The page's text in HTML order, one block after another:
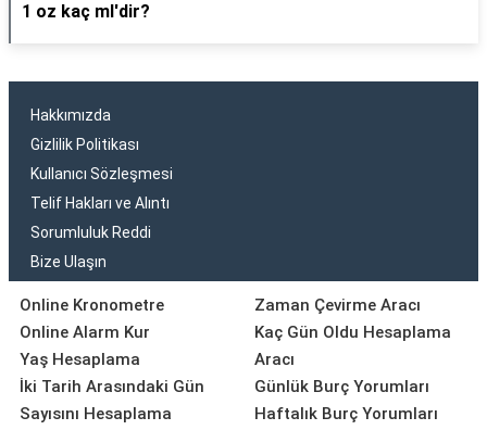
1 oz kaç ml'dir?
Hakkımızda
Gizlilik Politikası
Kullanıcı Sözleşmesi
Telif Hakları ve Alıntı
Sorumluluk Reddi
Bize Ulaşın
Online Kronometre
Online Alarm Kur
Yaş Hesaplama
İki Tarih Arasındaki Gün
Sayısını Hesaplama
Zaman Çevirme Aracı
Kaç Gün Oldu Hesaplama
Aracı
Günlük Burç Yorumları
Haftalık Burç Yorumları